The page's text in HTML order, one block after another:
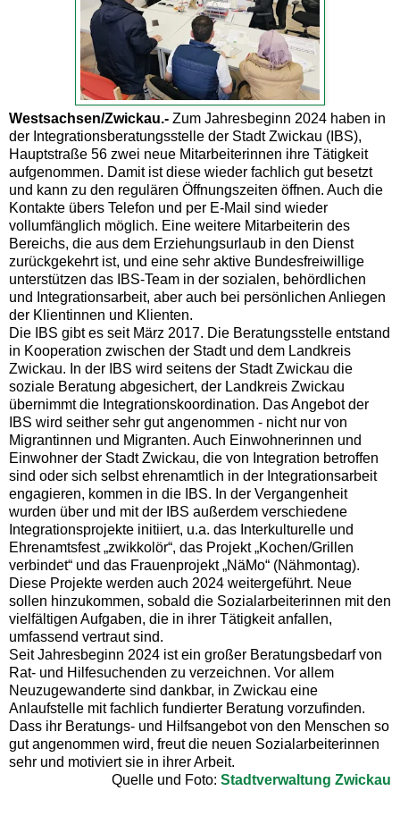
Westsachsen/Zwickau.- Zum Jahresbeginn 2024 haben in
der Integrationsberatungsstelle der Stadt Zwickau (IBS),
Hauptstraße 56 zwei neue Mitarbeiterinnen ihre Tätigkeit
aufgenommen. Damit ist diese wieder fachlich gut besetzt
und kann zu den regulären Öffnungszeiten öffnen. Auch die
Kontakte übers Telefon und per E-Mail sind wieder
vollumfänglich möglich. Eine weitere Mitarbeiterin des
Bereichs, die aus dem Erziehungsurlaub in den Dienst
zurückgekehrt ist, und eine sehr aktive Bundesfreiwillige
unterstützen das IBS-Team in der sozialen, behördlichen
und Integrationsarbeit, aber auch bei persönlichen Anliegen
der Klientinnen und Klienten.
Die IBS gibt es seit März 2017. Die Beratungsstelle entstand
in Kooperation zwischen der Stadt und dem Landkreis
Zwickau. In der IBS wird seitens der Stadt Zwickau die
soziale Beratung abgesichert, der Landkreis Zwickau
übernimmt die Integrationskoordination. Das Angebot der
IBS wird seither sehr gut angenommen - nicht nur von
Migrantinnen und Migranten. Auch Einwohnerinnen und
Einwohner der Stadt Zwickau, die von Integration betroffen
sind oder sich selbst ehrenamtlich in der Integrationsarbeit
engagieren, kommen in die IBS. In der Vergangenheit
wurden über und mit der IBS außerdem verschiedene
Integrationsprojekte initiiert, u.a. das Interkulturelle und
Ehrenamtsfest „zwikkolör“, das Projekt „Kochen/Grillen
verbindet“ und das Frauenprojekt „NäMo“ (Nähmontag).
Diese Projekte werden auch 2024 weitergeführt. Neue
sollen hinzukommen, sobald die Sozialarbeiterinnen mit den
vielfältigen Aufgaben, die in ihrer Tätigkeit anfallen,
umfassend vertraut sind.
Seit Jahresbeginn 2024 ist ein großer Beratungsbedarf von
Rat- und Hilfesuchenden zu verzeichnen. Vor allem
Neuzugewanderte sind dankbar, in Zwickau eine
Anlaufstelle mit fachlich fundierter Beratung vorzufinden.
Dass ihr Beratungs- und Hilfsangebot von den Menschen so
gut angenommen wird, freut die neuen Sozialarbeiterinnen
sehr und motiviert sie in ihrer Arbeit.
Quelle und Foto: Stadtverwaltung Zwickau